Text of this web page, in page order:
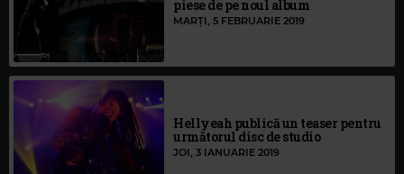
piese de pe noul album
MARȚI, 5 FEBRUARIE 2019
Hellyeah publică un teaser pentru
următorul disc de studio
JOI, 3 IANUARIE 2019